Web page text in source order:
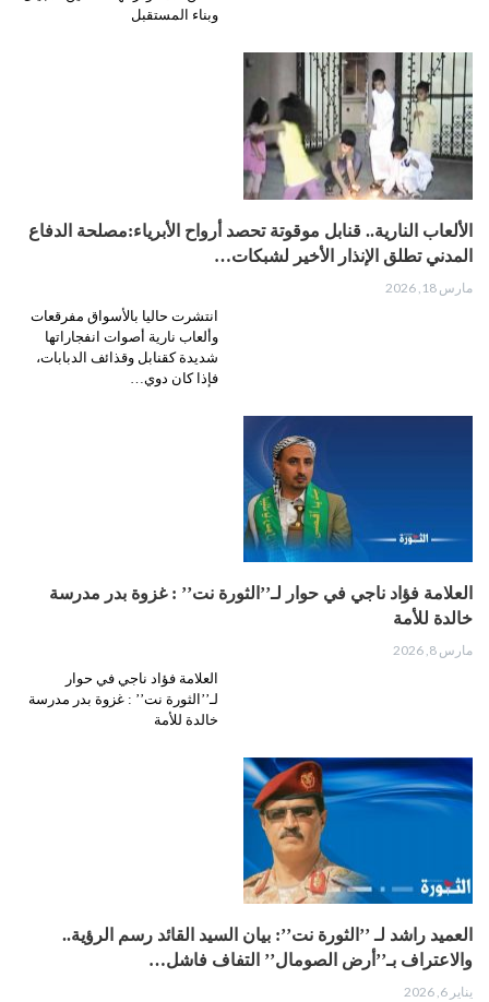
وبناء المستقبل
الألعاب النارية.. قنابل موقوتة تحصد أرواح الأبرياء:مصلحة الدفاع
المدني تطلق الإنذار الأخير لشبكات…
مارس 18, 2026
انتشرت حاليا بالأسواق مفرقعات
وألعاب نارية أصوات انفجاراتها
شديدة كقنابل وقذائف الدبابات،
فإذا كان دوي…
العلامة فؤاد ناجي في حوار لـ’’الثورة نت’’ : غزوة بدر مدرسة
خالدة للأمة
مارس 8, 2026
العلامة فؤاد ناجي في حوار
لـ’’الثورة نت’’ : غزوة بدر مدرسة
خالدة للأمة
العميد راشد لـ ’’الثورة نت’’: بيان السيد القائد رسم الرؤية..
والاعتراف بـ’’أرض الصومال’’ التفاف فاشل…
يناير 6, 2026